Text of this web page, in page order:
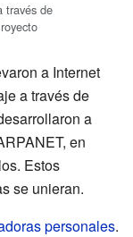
través de
a Internet
a través de
a
en
Estos
se unieran.
personales.